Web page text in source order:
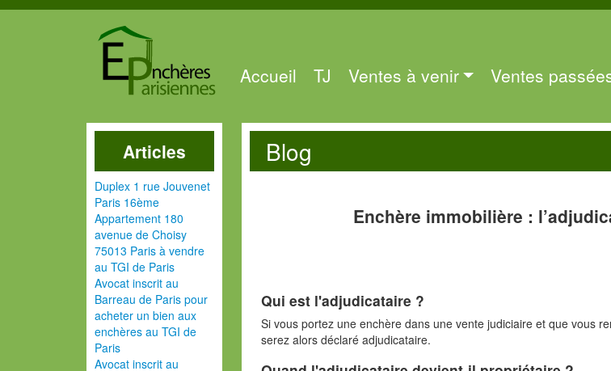
Accueil TJ Ventes à venir Ventes
Articles
Duplex 1 rue Jouvenet
Paris 16ème
Appartement 180
avenue de Choisy
75013 Paris à vendre
au TGI de Paris
Avocat inscrit au
Barreau de Paris pour
acheter un bien aux
enchères au TGI de
Paris
Avocat inscrit au
Blog
Enchère immobilière :
Qui est l'adjudicataire ?
Si vous portez une enchère dans une vente judiciaire et que vous
serez alors déclaré adjudicataire.